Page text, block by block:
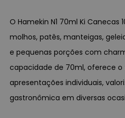
O Hamekin N1 70ml Ki Canecas
molhos, patês, manteigas,
e pequenas porções com
capacidade de 70ml, oferece
apresentações individuais,
gastronômica em diversas